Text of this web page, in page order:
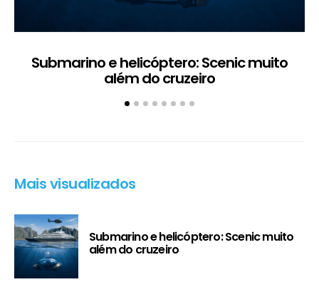
Submarino e helicóptero: Scenic muito
além do cruzeiro
Mais visualizados
Submarino e helicóptero: Scenic muito
além do cruzeiro